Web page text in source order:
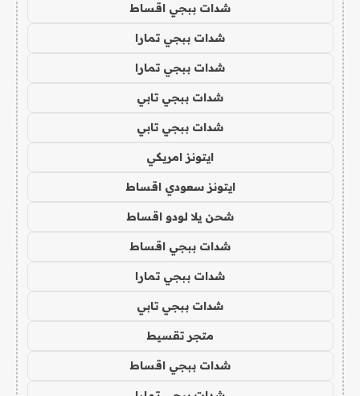
شدات ببجي اقساط
شدات ببجي تمارا
شدات ببجي تمارا
شدات ببجي تابي
شدات ببجي تابي
ايتونز امريكي
ايتونز سعودي اقساط
شحن يلا لودو اقساط
شدات ببجي اقساط
شدات ببجي تمارا
شدات ببجي تابي
متجر تقسيط
شدات ببجي اقساط